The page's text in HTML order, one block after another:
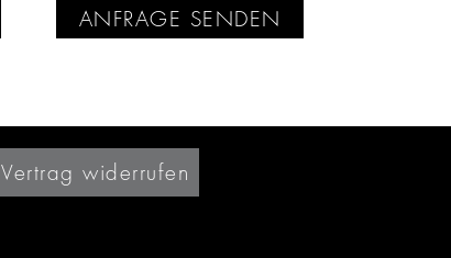
ANFRAGE SENDEN
Vertrag widerrufen